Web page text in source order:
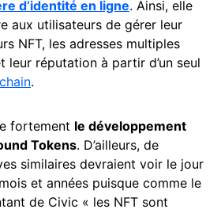
d’identité en ligne. Ainsi, elle
aux utilisateurs de gérer leur
NFT, les adresses multiples
leur réputation à partir d’un seul
.
fortement le développement
Tokens. D’ailleurs, de
similaires devraient voir le jour
et années puisque comme le
de Civic « les NFT sont